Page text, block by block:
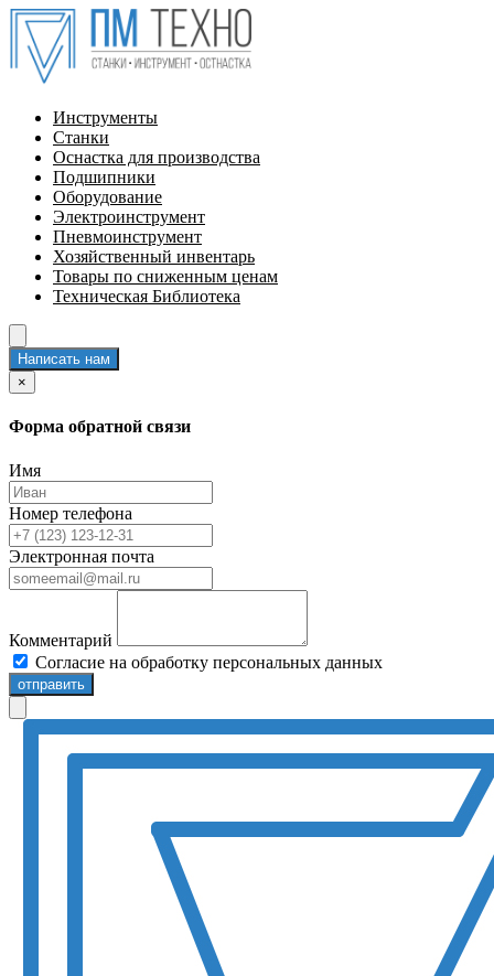
Инструменты
Станки
Оснастка для производства
Подшипники
Оборудование
Электроинструмент
Пневмоинструмент
Хозяйственный инвентарь
Товары по сниженным ценам
Техническая Библиотека
Написать нам
×
Форма обратной связи
Имя
Номер телефона
Электронная почта
Комментарий
Согласие на обработку персональных данных
отправить